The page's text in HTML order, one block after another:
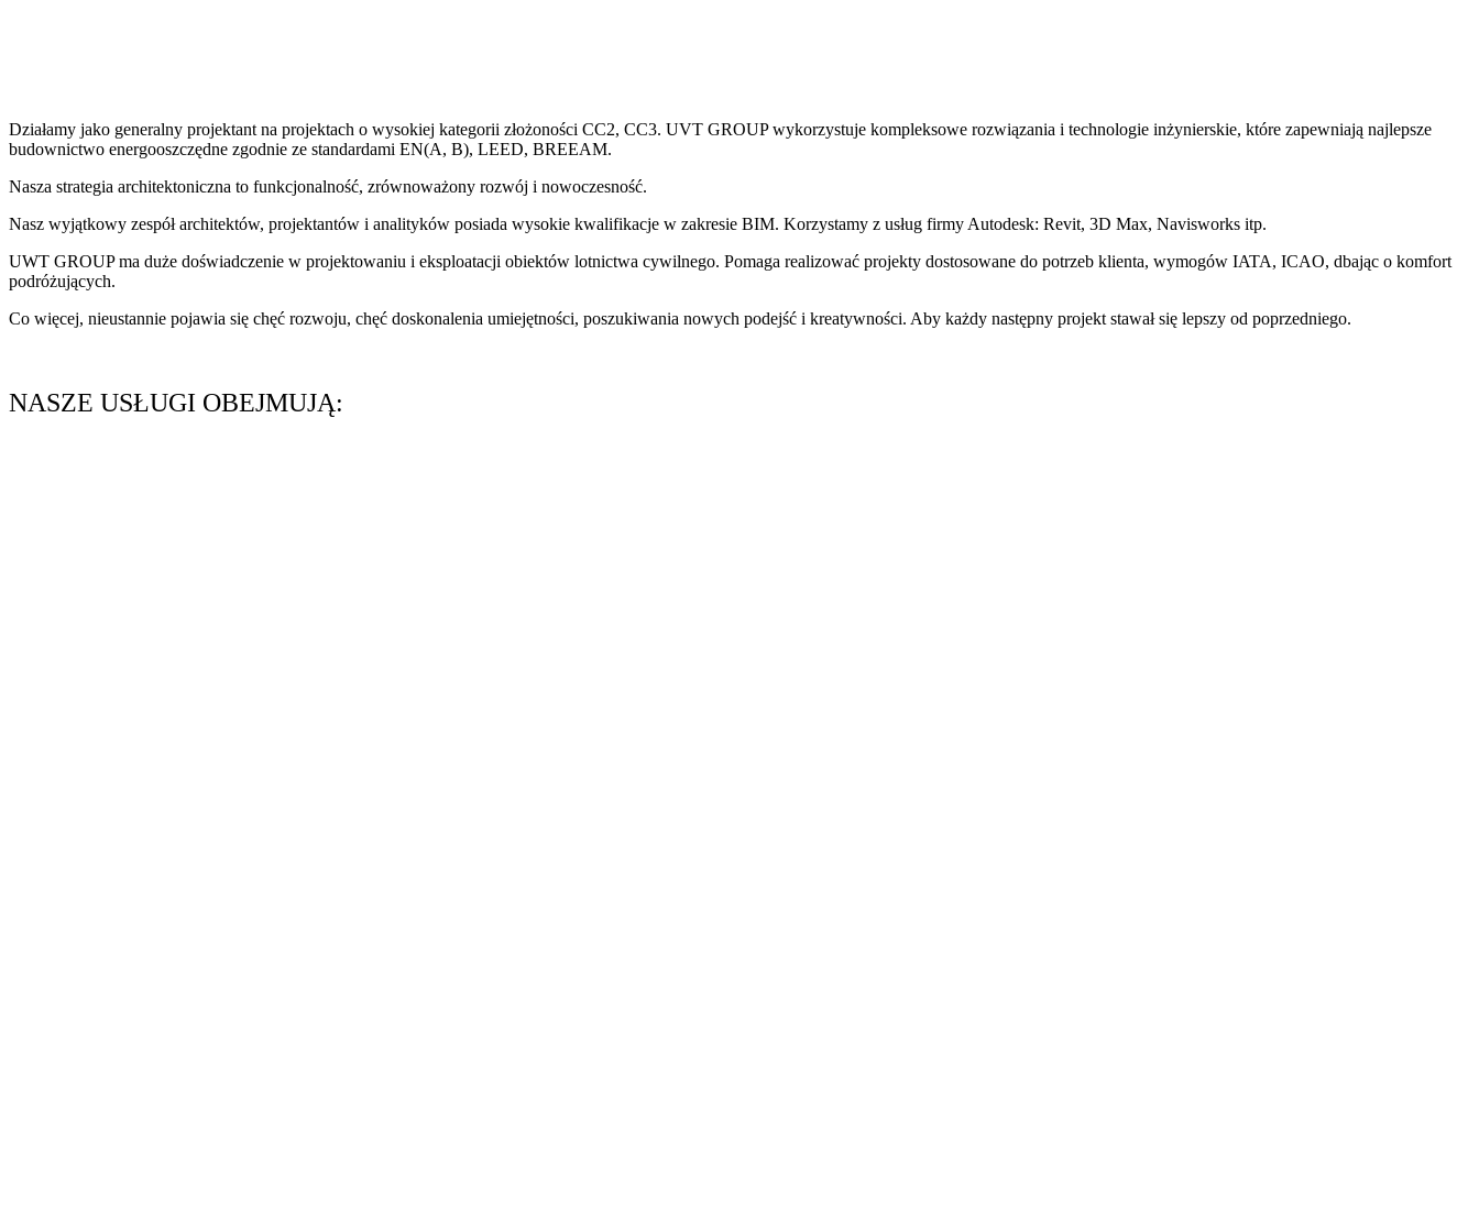
Działamy jako generalny projektant na projektach o wysokiej kategorii złożoności CC2, CC3. UVT GROUP wykorzystuje kompleksowe rozwiązania i technologie inżynierskie, które zapewniają najlepsze
budownictwo energooszczędne zgodnie ze standardami EN(A, B), LEED, BREEAM.
Nasza strategia architektoniczna to funkcjonalność, zrównoważony rozwój i nowoczesność.
Nasz wyjątkowy zespół architektów, projektantów i analityków posiada wysokie kwalifikacje w zakresie BIM. Korzystamy z usług firmy Autodesk: Revit, 3D Max, Navisworks itp.
UWT GROUP ma duże doświadczenie w projektowaniu i eksploatacji obiektów lotnictwa cywilnego. Pomaga realizować projekty dostosowane do potrzeb klienta, wymogów IATA, ICAO, dbając o komfort
podróżujących.
Co więcej, nieustannie pojawia się chęć rozwoju, chęć doskonalenia umiejętności, poszukiwania nowych podejść i kreatywności. Aby każdy następny projekt stawał się lepszy od poprzedniego.
NASZE USŁUGI OBEJMUJĄ: